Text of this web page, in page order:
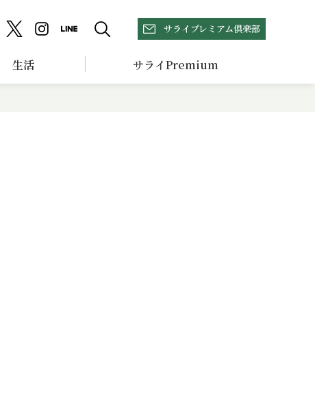
サライプレミアム倶楽部
生活 サライPremium